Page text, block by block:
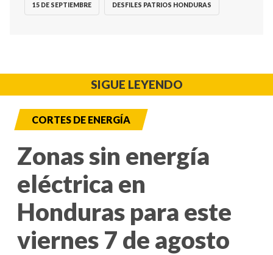
15 DE SEPTIEMBRE DESFILES PATRIOS HONDURAS
SIGUE LEYENDO
CORTES DE ENERGÍA
Zonas sin energía
eléctrica en
Honduras para este
viernes 7 de agosto